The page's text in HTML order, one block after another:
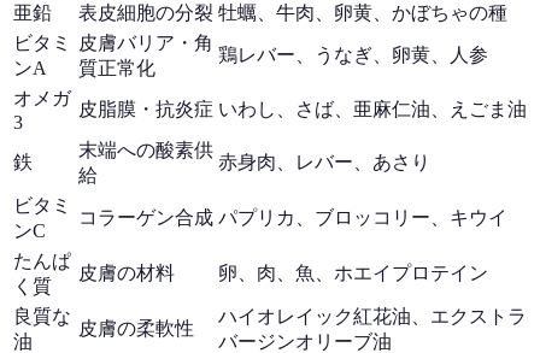
亜鉛
表皮細胞の分裂 牡蠣、牛肉、卵黄、かぼちゃの種
ビタミ
ンA
皮膚バリア・角
質正常化
鶏レバー、うなぎ、卵黄、人参
オメガ
3
皮脂膜・抗炎症 いわし、さば、亜麻仁油、えごま油
鉄
末端への酸素供
給
赤身肉、レバー、あさり
ビタミ
ンC
コラーゲン合成 パプリカ、ブロッコリー、キウイ
たんぱ
く質
皮膚の材料 卵、肉、魚、ホエイプロテイン
良質な
油
皮膚の柔軟性
ハイオレイック紅花油、エクストラ
バージンオリーブ油